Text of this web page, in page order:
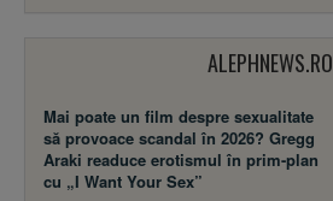
ALEPHNEWS.RO
Mai poate un film despre sexualitate
să provoace scandal în 2026? Gregg
Araki readuce erotismul în prim-plan
cu „I Want Your Sex”